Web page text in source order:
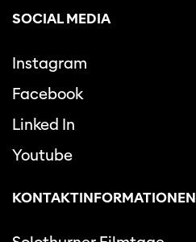
SOCIAL MEDIA
Instagram
Facebook
Linked In
Youtube
KONTAKTINFORMATIONEN